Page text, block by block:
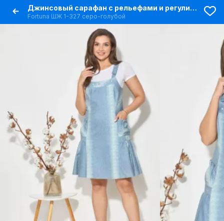
Джинсовый сарафан с рельефами и регулируемыми бретелями
Fortuna ШЖ 1-327 серо-голубой